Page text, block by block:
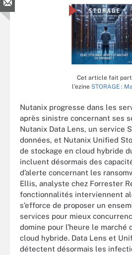
Cet article fait
l’ezine STORAGE :
Nutanix progresse dans les
après sinistre concernant ses
Nutanix Data Lens, un service
données, et Nutanix Unified
de stockage en cloud hybride
incluent désormais des
d’alerte concernant les
Ellis, analyste chez Forrester
fonctionnalités interviennent
s’efforce de proposer un
services pour mieux
domine pour l’heure le marché
cloud hybride. Data Lens et
détectent désormais les